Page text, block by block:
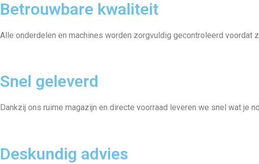
Betrouwbare kwaliteit
Alle onderdelen en machines worden zorgvuldig gecontroleerd voordat
Snel geleverd
Dankzij ons ruime magazijn en directe voorraad leveren we snel wat je
Deskundig advies